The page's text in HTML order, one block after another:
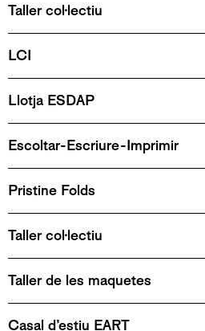
Taller col·lectiu
LCI
Llotja ESDAP
Escoltar-Escriure-Imprimir
Pristine Folds
Taller col·lectiu
Taller de les maquetes
Casal d’estiu EART